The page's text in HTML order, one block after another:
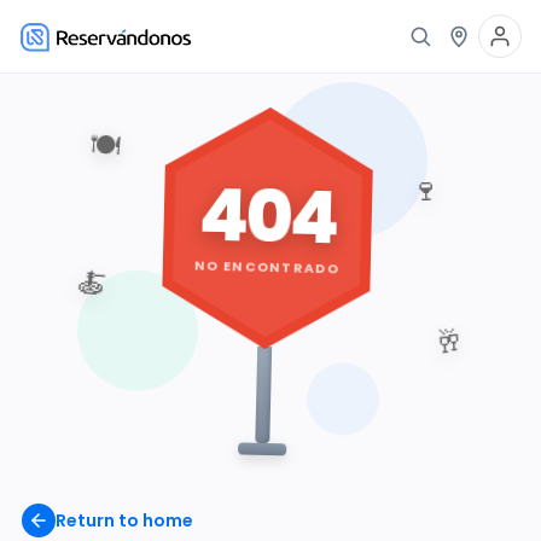
Return to home
🍽️
🍷
🥂
🍝
404
NO ENCONTRADO